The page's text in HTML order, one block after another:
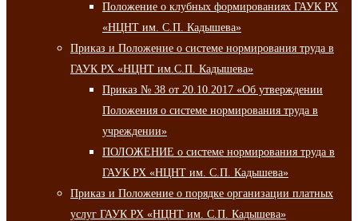
Положение о клубных формированиях ГАУК РХ
«НЦНТ им. С.П. Кадышева»
Приказ и Положение о системе нормирования труда в
ГАУК РХ «НЦНТ им.С.П. Кадышева»
Приказ № 38 от 20.10.2017 «Об утверждении
Положения о системе нормирования труда в
учреждении»
ПОЛОЖЕНИЕ о системе нормирования труда в
ГАУК РХ «НЦНТ им. С.П. Кадышева»
Приказ и Положение о порядке организации платных
услуг ГАУК РХ «НЦНТ им. С.П. Кадышева»